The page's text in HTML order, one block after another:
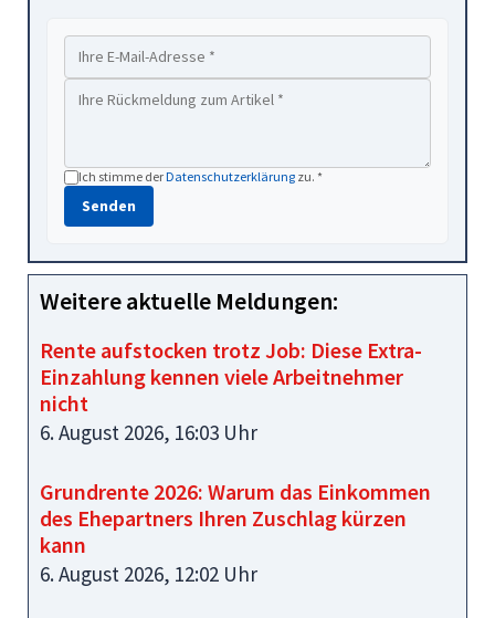
Ich stimme derDatenschutzerklärung zu. *
Senden
Weitere aktuelle Meldungen:
Rente aufstocken trotz Job: Diese Extra-
Einzahlung kennen viele Arbeitnehmer
nicht
6. August 2026, 16:03 Uhr
Grundrente 2026: Warum das Einkommen
des Ehepartners Ihren Zuschlag kürzen
kann
6. August 2026, 12:02 Uhr